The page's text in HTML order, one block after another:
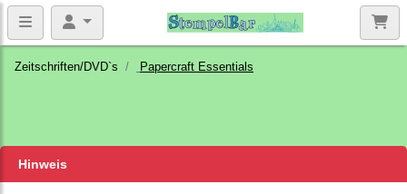
Zeitschriften/DVD`s Papercraft Essentials
Hinweis